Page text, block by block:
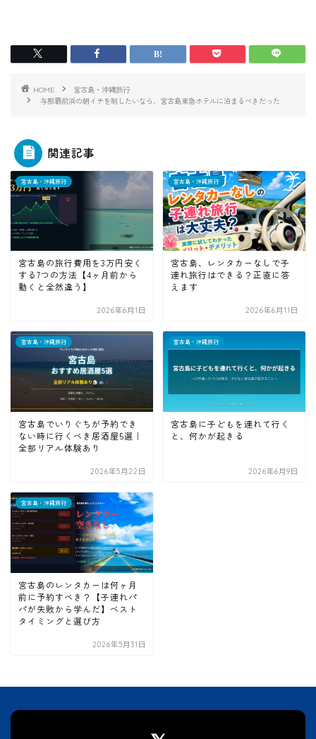
HOME
宮古島・沖縄旅行
与那覇前浜の朝イチを制したいなら、宮古島東急ホテルに泊まるべきだった
関連記事
宮古島・沖縄旅行
宮古島の旅行費用を3万円安く
する7つの方法【4ヶ月前から
動くと全然違う】
2026年6月1日
宮古島・沖縄旅行
宮古島、レンタカーなしで子
連れ旅行はできる？正直に答
えます
2026年6月11日
宮古島・沖縄旅行
宮古島でいりぐちが予約でき
ない時に行くべき居酒屋5選｜
全部リアル体験あり
2026年5月22日
宮古島・沖縄旅行
宮古島に子どもを連れて行く
と、何かが起きる
2026年6月9日
宮古島・沖縄旅行
宮古島のレンタカーは何ヶ月
前に予約すべき？【子連れパ
パが失敗から学んだ】ベスト
タイミングと選び方
2026年5月31日